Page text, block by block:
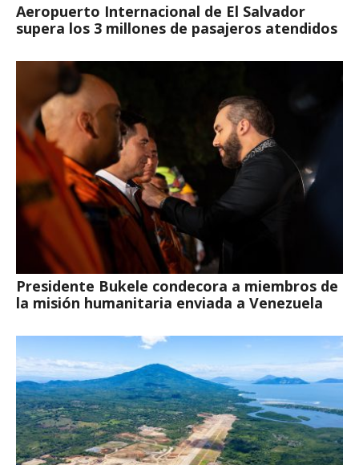
Aeropuerto Internacional de El Salvador
supera los 3 millones de pasajeros atendidos
Presidente Bukele condecora a miembros de
la misión humanitaria enviada a Venezuela